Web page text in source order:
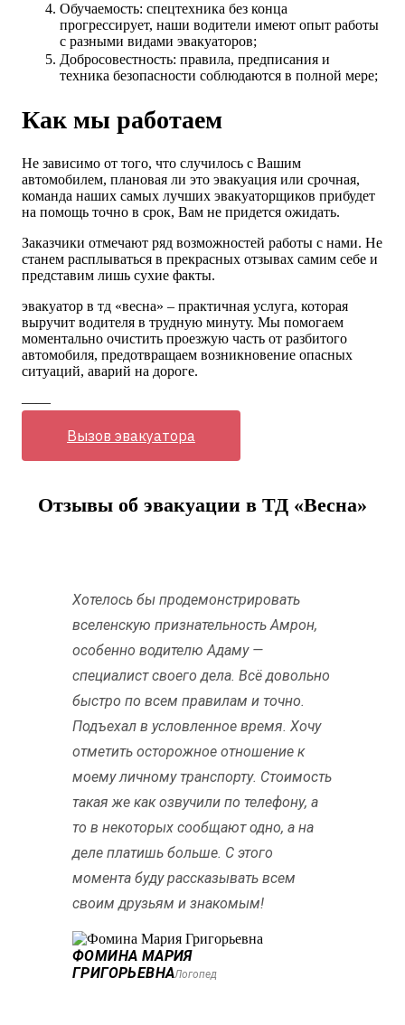
Обучаемость: спецтехника без конца
прогрессирует, наши водители имеют опыт работы
с разными видами эвакуаторов;
Добросовестность: правила, предписания и
техника безопасности соблюдаются в полной мере;
Как мы работаем
Не зависимо от того, что случилось с Вашим
автомобилем, плановая ли это эвакуация или срочная,
команда наших самых лучших эвакуаторщиков прибудет
на помощь точно в срок, Вам не придется ожидать.
Заказчики отмечают ряд возможностей работы с нами. Не
станем расплываться в прекрасных отзывах самим себе и
представим лишь сухие факты.
эвакуатор в тд «весна» – практичная услуга, которая
выручит водителя в трудную минуту. Мы помогаем
моментально очистить проезжую часть от разбитого
автомобиля, предотвращаем возникновение опасных
ситуаций, аварий на дороге.
——
Вызов эвакуатора
Отзывы об эвакуации в ТД «Весна»
Хотелось бы продемонстрировать
вселенскую признательность Амрон,
особенно водителю Адаму —
специалист своего дела. Всё довольно
быстро по всем правилам и точно.
Подъехал в условленное время. Хочу
отметить осторожное отношение к
моему личному транспорту. Стоимость
такая же как озвучили по телефону, а
то в некоторых сообщают одно, а на
деле платишь больше. С этого
момента буду рассказывать всем
своим друзьям и знакомым!
ФОМИНА МАРИЯ
ГРИГОРЬЕВНАЛогопед